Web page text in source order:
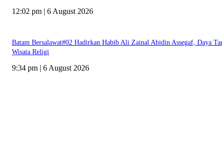
12:02 pm | 6 August 2026
Batam Bersalawat#02 Hadirkan Habib Ali Zainal Abidin Assegaf, Daya
Wisata Religi
9:34 pm | 6 August 2026